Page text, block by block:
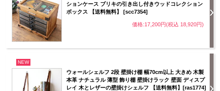
ションケース ブリキの引き出し付きウッドコレクション
ボックス 【送料無料】 [scc7354]
価格:17,200円(税込 18,920円)
NEW
ウォールシェルフ 2段 壁掛け棚 幅70cm以上 大きめ 木製
本革 ナチュラル 薄型 飾り棚 壁掛けラック 壁面 ディスプ
レイ 木とレザーの壁掛けシェルフ 【送料無料】[ras1774]